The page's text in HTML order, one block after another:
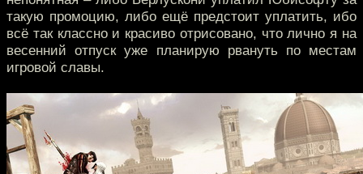
такую промоцию, либо ещё предстоит уплатить, ибо
всё так классно и красиво отрисовано, что лично я на
весенний отпуск уже планирую рвануть по местам
игровой славы.